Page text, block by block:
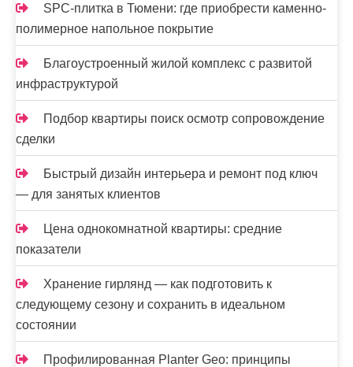
SPC-плитка в Тюмени: где приобрести каменно-
полимерное напольное покрытие
Благоустроенный жилой комплекс с развитой
инфраструктурой
Подбор квартиры поиск осмотр сопровождение
сделки
Быстрый дизайн интерьера и ремонт под ключ
— для занятых клиентов
Цена однокомнатной квартиры: средние
показатели
Хранение гирлянд — как подготовить к
следующему сезону и сохранить в идеальном
состоянии
Профилированная Planter Geo: принципы